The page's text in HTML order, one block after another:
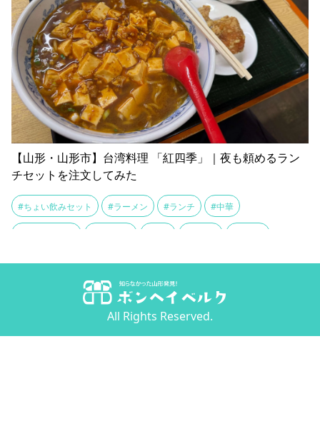
【山形・山形市】台湾料理 「紅四季」｜夜も頼めるラン
チセットを注文してみた
#ちょい飲みセット #ラーメン #ランチ #中華
#黒酢鶏
All Rights Reserved.